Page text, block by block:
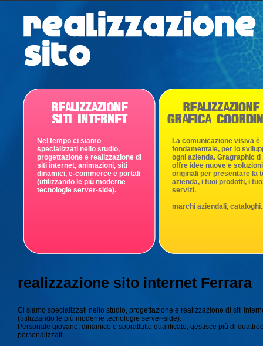
Nel tempo ci siamo
specializzati nello studio,
progettazione e realizzazione di
siti internet, animazioni, siti
dinamici, e-commerce e portali
(utilizzando le più moderne
tecnologie server-side).
La comunicazione visiva è
fondamentale, per lo
ogni azienda. Gragraphic ti
offre idee nuove e soluzioni
originali per presentare la
azienda, i tuoi prodotti, i
servizi.
marchi aziendali,
realizzazione sito internet Ferrara
Ci siamo specializzati nello studio, progettazione e realizzazione di siti
(utilizzando le più moderne tecnologie server-side).
Personale giovane, dinamico e soprattutto qualificato, gestisce più di
personalizzati.